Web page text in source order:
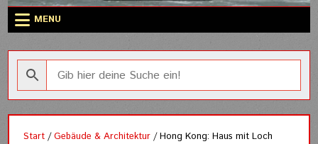
MENU
Start /Gebäude & Architektur / Hong Kong: Haus mit Loch